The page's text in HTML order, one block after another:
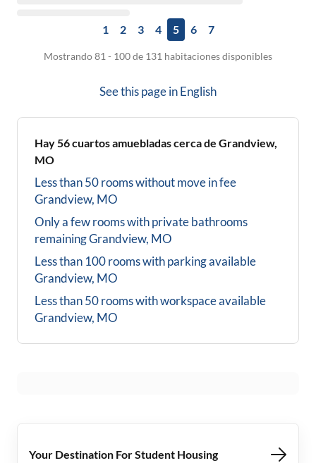
1 2 3 4 5 6 7
Mostrando 81 - 100 de 131 habitaciones disponibles
See this page inEnglish
Hay56cuartos amuebladas cerca de Grandview,
MO
Less than 50 rooms without move in fee
Grandview, MO
Only a few rooms with private bathrooms
remainingGrandview, MO
Less than 100 rooms with parking available
Grandview, MO
Less than 50 rooms with workspace available
Grandview, MO
Your Destination For Student Housing